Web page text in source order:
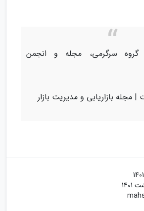
سرگرمی، مجله و انجمن
| مجله بازاریابی و مدیریت بازار